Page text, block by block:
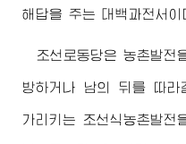
해답을 주는 대백과전서이
조선로동당은 농촌발
방하거나 남의 뒤를 따라
가리키는 조선식농촌발전